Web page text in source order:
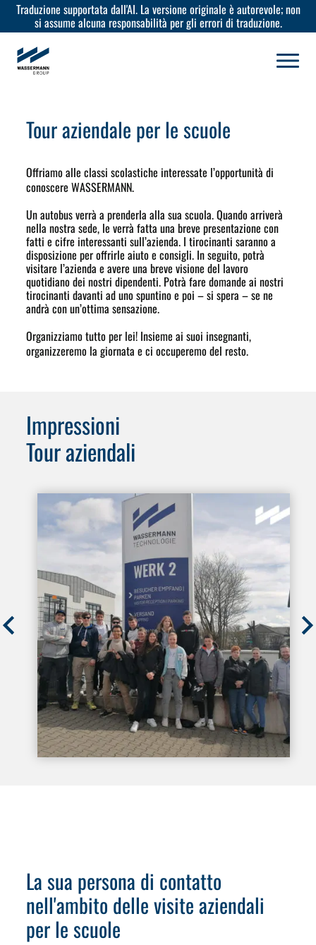
Traduzione supportata dall'AI. La versione originale è autorevole; non
si assume alcuna responsabilità per gli errori di traduzione.
Tour aziendale per le scuole
Offriamo alle classi scolastiche interessate l’opportunità di
conoscere WASSERMANN.
Un autobus verrà a prenderla alla sua scuola. Quando arriverà
nella nostra sede, le verrà fatta una breve presentazione con
fatti e cifre interessanti sull’azienda. I tirocinanti saranno a
disposizione per offrirle aiuto e consigli. In seguito, potrà
visitare l’azienda e avere una breve visione del lavoro
quotidiano dei nostri dipendenti. Potrà fare domande ai nostri
tirocinanti davanti ad uno spuntino e poi – si spera – se ne
andrà con un’ottima sensazione.
Organizziamo tutto per lei! Insieme ai suoi insegnanti,
organizzeremo la giornata e ci occuperemo del resto.
Impressioni
Tour aziendali
La sua persona di contatto
nell'ambito delle visite aziendali
per le scuole